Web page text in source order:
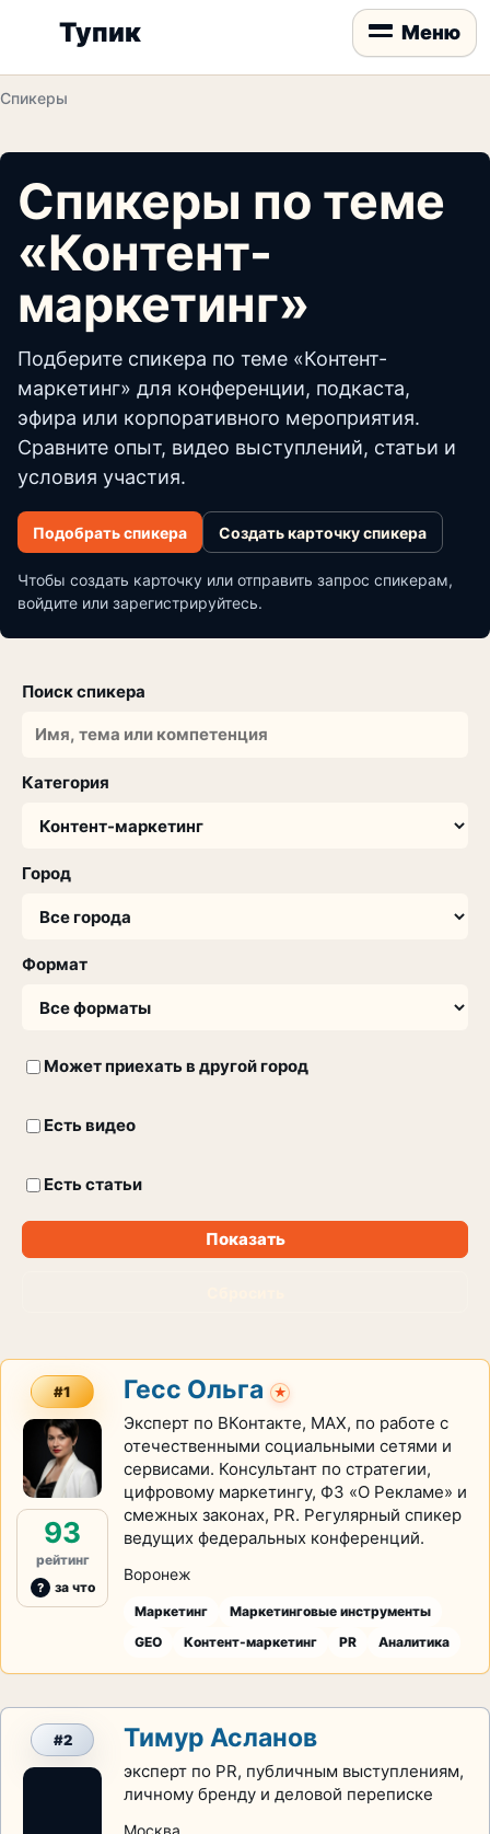
Тупик Меню
Спикеры
Спикеры по теме
«Контент-
маркетинг»
Подберите спикера по теме «Контент-
маркетинг» для конференции, подкаста,
эфира или корпоративного мероприятия.
Сравните опыт, видео выступлений, статьи и
условия участия.
Подобрать спикера Создать карточку спикера
Чтобы создать карточку или отправить запрос спикерам,
войдите или зарегистрируйтесь.
Поиск спикера
Категория
Город
Формат
Может приехать в другой город
Есть видео
Есть статьи
Показать
#1
93
рейтинг
за что
Гесс Ольга ★
Эксперт по ВКонтакте, МАХ, по работе с
отечественными социальными сетями и
сервисами. Консультант по стратегии,
цифровому маркетингу, ФЗ «О Рекламе» и
смежных законах, PR. Регулярный спикер
ведущих федеральных конференций.
Воронеж
Маркетинг
Маркетинговые инструменты
GEO
Контент-маркетинг PR Аналитика
#2 Тимур Асланов
эксперт по PR, публичным выступлениям,
личному бренду и деловой переписке
Москва